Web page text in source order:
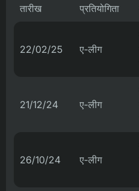
तारीख प्रतियोगिता
22/02/25 ए-लीग
21/12/24 ए-लीग
26/10/24 ए-लीग